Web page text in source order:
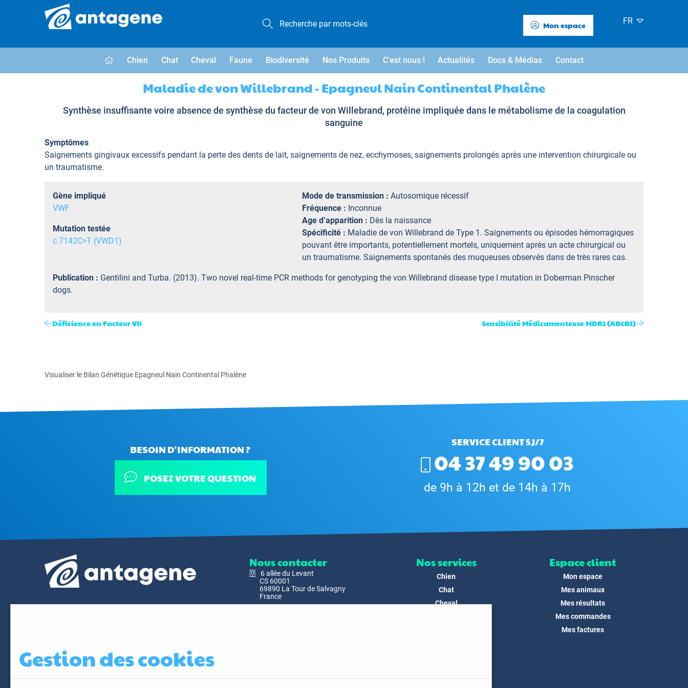
Mon espace FR
Chien Chat Cheval Faune Biodiversité Nos Produits C'est nous ! Actualités Docs & Médias Contact
Maladie de von Willebrand - Epagneul Nain Continental Phalène
Synthèse insuffisante voire absence de synthèse du facteur de von Willebrand, protéine impliquée dans le métabolisme de la coagulation
sanguine
Symptômes
Saignements gingivaux excessifs pendant la perte des dents de lait, saignements de nez, ecchymoses, saignements prolongés après une intervention chirurgicale ou
un traumatisme.
Gène impliqué
VWF
Mutation testée
c.7142C>T (VWD1)
Mode de transmission : Autosomique récessif
Fréquence : Inconnue
Age d’apparition : Dès la naissance
Spécificité : Maladie de von Willebrand de Type 1. Saignements ou épisodes hémorragiques
pouvant être importants, potentiellement mortels, uniquement après un acte chirurgical ou
un traumatisme. Saignements spontanés des muqueuses observés dans de très rares cas.
Publication : Gentilini and Turba. (2013). Two novel real-time PCR methods for genotyping the von Willebrand disease type I mutation in Doberman Pinscher
dogs.
Déficience en Facteur VII Sensibilité Médicamenteuse MDR1 (ABCB1)
Visualiser le Bilan Génétique Epagneul Nain Continental Phalène
BESOIN D'INFORMATION ?
POSEZ VOTRE QUESTION
SERVICE CLIENT 5J/7
04 37 49 90 03
de 9h à 12h et de 14h à 17h
Nous contacter
6 allée du Levant
CS 60001
69890 La Tour de Salvagny
France
Nos services
Chien
Chat
Cheval
Espace client
Mon espace
Mes animaux
Mes résultats
Mes commandes
Mes factures
Gestion des cookies